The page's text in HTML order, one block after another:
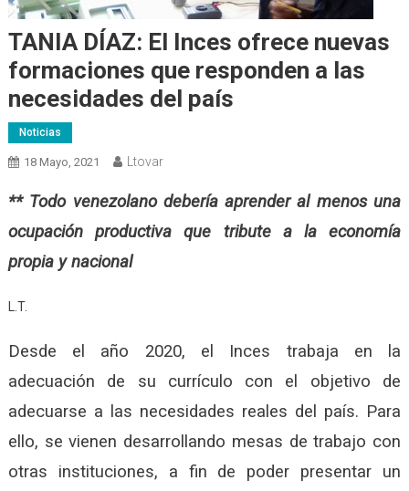
TANIA DÍAZ: El Inces ofrece nuevas
formaciones que responden a las
necesidades del país
Noticias
18 Mayo, 2021 Ltovar
** Todo venezolano debería aprender al menos una
ocupación productiva que tribute a la economía
propia y nacional
L.T.
Desde el año 2020, el Inces trabaja en la
adecuación de su currículo con el objetivo de
adecuarse a las necesidades reales del país. Para
ello, se vienen desarrollando mesas de trabajo con
otras instituciones, a fin de poder presentar un